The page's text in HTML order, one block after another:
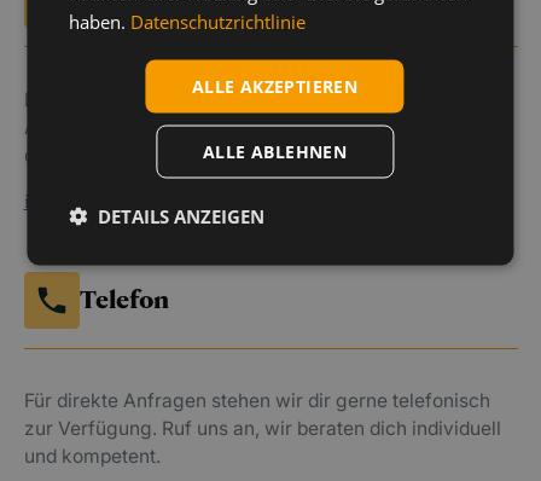
Du erreichst uns jederzeit per E-Mail. Sende uns deine
Anfrage und wir werden uns so schnell wie möglich bei
dir melden.
info@buchorn-bau.de
Telefon
Für direkte Anfragen stehen wir dir gerne telefonisch
zur Verfügung. Ruf uns an, wir beraten dich individuell
und kompetent.
haben. Datenschutzrichtlinie
ALLE AKZEPTIEREN
ALLE ABLEHNEN
DETAILS ANZEIGEN